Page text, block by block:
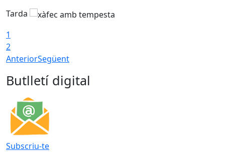
Tarda
1
2
AnteriorSegüent
Butlletí digital
Subscriu-te